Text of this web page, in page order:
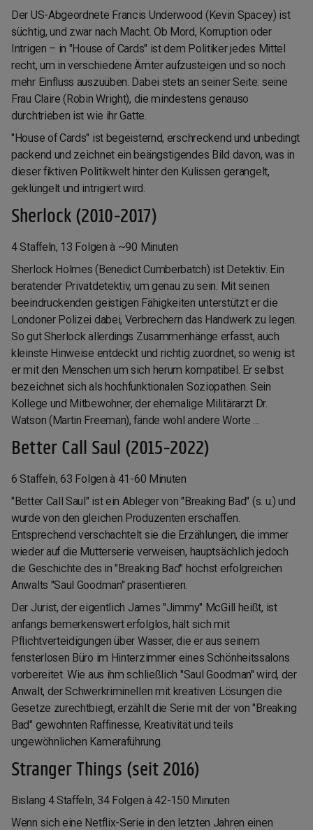
Der US-Abgeordnete Francis Underwood (Kevin Spacey) ist
süchtig, und zwar nach Macht. Ob Mord, Korruption oder
Intrigen – in "House of Cards" ist dem Politiker jedes Mittel
recht, um in verschiedene Ämter aufzusteigen und so noch
mehr Einfluss auszuüben. Dabei stets an seiner Seite: seine
Frau Claire (Robin Wright), die mindestens genauso
durchtrieben ist wie ihr Gatte.
"House of Cards" ist begeisternd, erschreckend und unbedingt
packend und zeichnet ein beängstigendes Bild davon, was in
dieser fiktiven Politikwelt hinter den Kulissen gerangelt,
geklüngelt und intrigiert wird.
Sherlock (2010-2017)
4 Staffeln, 13 Folgen à ~90 Minuten
Sherlock Holmes (Benedict Cumberbatch) ist Detektiv. Ein
beratender Privatdetektiv, um genau zu sein. Mit seinen
beeindruckenden geistigen Fähigkeiten unterstützt er die
Londoner Polizei dabei, Verbrechern das Handwerk zu legen.
So gut Sherlock allerdings Zusammenhänge erfasst, auch
kleinste Hinweise entdeckt und richtig zuordnet, so wenig ist
er mit den Menschen um sich herum kompatibel. Er selbst
bezeichnet sich als hochfunktionalen Soziopathen. Sein
Kollege und Mitbewohner, der ehemalige Militärarzt Dr.
Watson (Martin Freeman), fände wohl andere Worte ...
Better Call Saul (2015-2022)
6 Staffeln, 63 Folgen à 41-60 Minuten
"Better Call Saul" ist ein Ableger von "Breaking Bad" (s. u.) und
wurde von den gleichen Produzenten erschaffen.
Entsprechend verschachtelt sie die Erzählungen, die immer
wieder auf die Mutterserie verweisen, hauptsächlich jedoch
die Geschichte des in "Breaking Bad" höchst erfolgreichen
Anwalts "Saul Goodman" präsentieren.
Der Jurist, der eigentlich James "Jimmy" McGill heißt, ist
anfangs bemerkenswert erfolglos, hält sich mit
Pflichtverteidigungen über Wasser, die er aus seinem
fensterlosen Büro im Hinterzimmer eines Schönheitssalons
vorbereitet. Wie aus ihm schließlich "Saul Goodman" wird, der
Anwalt, der Schwerkriminellen mit kreativen Lösungen die
Gesetze zurechtbiegt, erzählt die Serie mit der von "Breaking
Bad" gewohnten Raffinesse, Kreativität und teils
ungewöhnlichen Kameraführung.
Stranger Things (seit 2016)
Bislang 4 Staffeln, 34 Folgen à 42-150 Minuten
Wenn sich eine Netflix-Serie in den letzten Jahren einen